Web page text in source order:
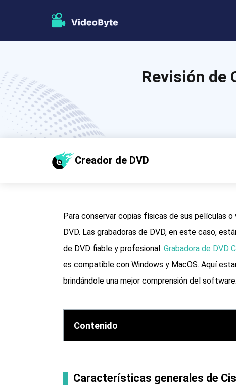
Revisión de
Creador de DVD
Para conservar copias físicas de sus películas
DVD. Las grabadoras de DVD, en este caso,
de DVD fiable y profesional. Grabadora de DVD
es compatible con Windows y MacOS. Aquí
brindándole una mejor comprensión del software.
Contenido
Características generales de